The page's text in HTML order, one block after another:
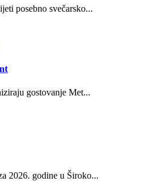
posebno svečarsko...
gostovanje Met...
2026. godine u Široko...